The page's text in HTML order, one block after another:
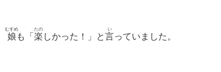
娘
むすめ
も「 楽
たの
しかった！」と 言
い
っていました。